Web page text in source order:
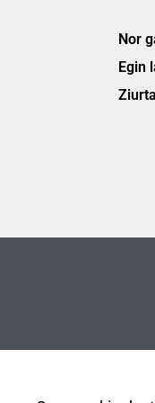
Nor
Egin